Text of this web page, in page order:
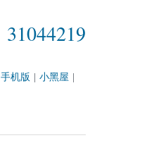
31044219
手机版 小黑屋